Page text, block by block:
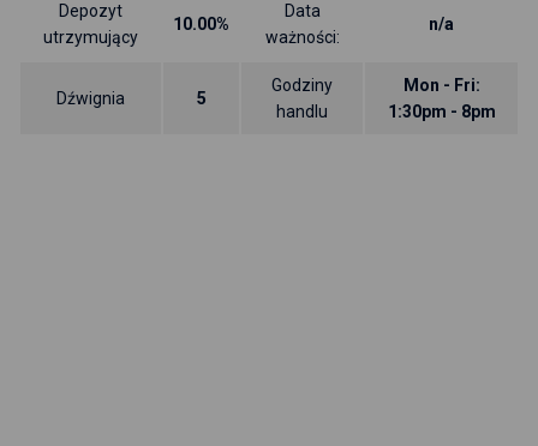
Depozyt
utrzymujący
10.00%
Data
ważności:
n/a
Dźwignia 5
Godziny
handlu
Mon - Fri:
1:30pm - 8pm